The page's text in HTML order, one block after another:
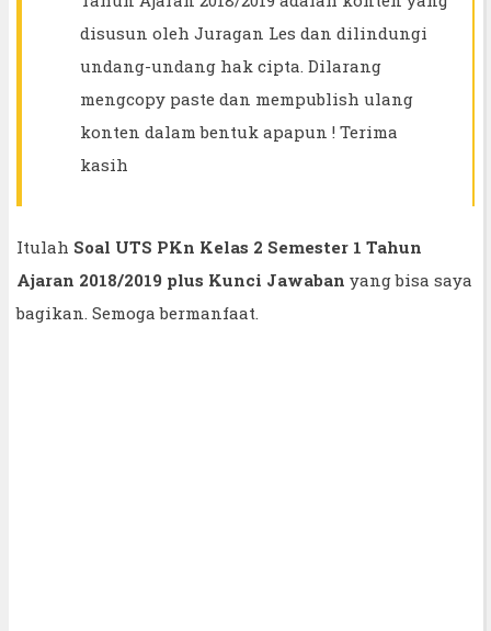
disusun oleh Juragan Les dan dilindungi
undang-undang hak cipta. Dilarang
mengcopy paste dan mempublish ulang
konten dalam bentuk apapun ! Terima
kasih
Itulah Soal UTS PKn Kelas 2 Semester 1 Tahun
Ajaran 2018/2019 plus Kunci Jawaban yang bisa saya
bagikan. Semoga bermanfaat.